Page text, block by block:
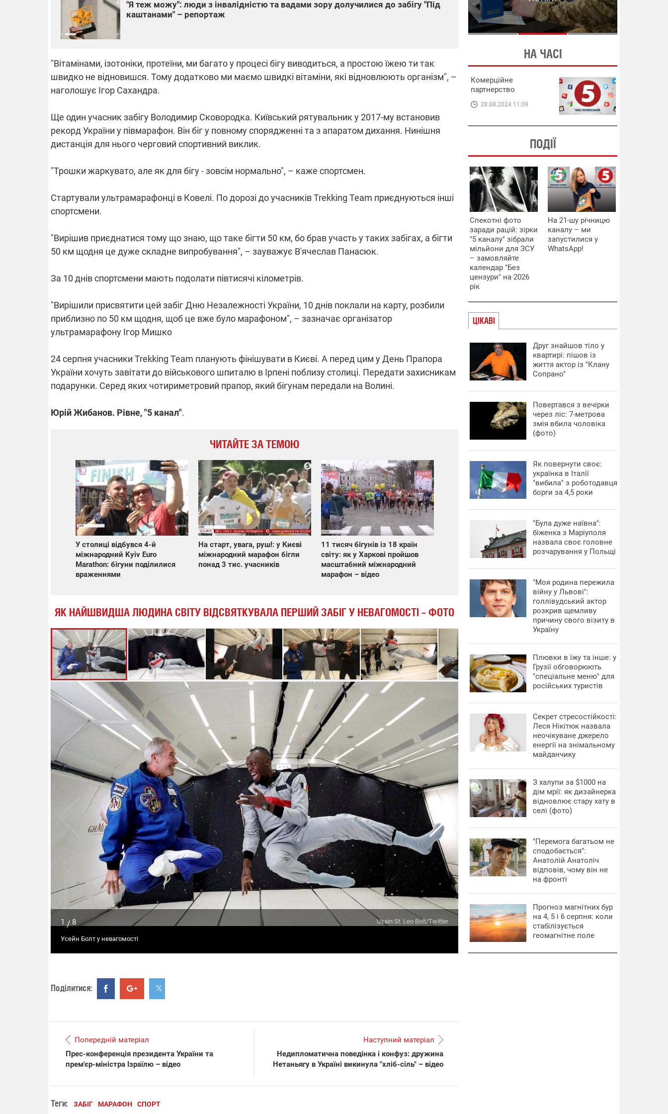
"Я теж можу": люди з інвалідністю та вадами зору долучилися до забігу "Під
каштанами" – репортаж
"Вітамінами, ізотоніки, протеїни, ми багато у процесі бігу виводиться, а простою їжею ти так
швидко не відновишся. Тому додатково ми маємо швидкі вітаміни, які відновлюють організм", –
наголошує Ігор Сахандра.
Ще один учасник забігу Володимир Сковородка. Київський рятувальник у 2017-му встановив
рекорд України у півмарафон. Він біг у повному спорядженні та з апаратом дихання. Нинішня
дистанція для нього черговий спортивний виклик.
"Трошки жаркувато, але як для бігу - зовсім нормально", – каже спортсмен.
Стартували ультрамарафонці в Ковелі. По дорозі до учасників Trekking Team приєднуються інші
спортсмени.
"Вирішив приєднатися тому що знаю, що таке бігти 50 км, бо брав участь у таких забігах, а бігти
50 км щодня це дуже складне випробування", – зауважує В'ячеслав Панасюк.
За 10 днів спортсмени мають подолати півтисячі кілометрів.
"Вирішили присвятити цей забіг Дню Незалежності України, 10 днів поклали на карту, розбили
приблизно по 50 км щодня, щоб це вже було марафоном", – зазначає організатор
ультрамарафону Ігор Мишко
24 серпня учасники Trekking Team планують фінішувати в Києві. А перед цим у День Прапора
України хочуть завітати до військового шпиталю в Ірпені поблизу столиці. Передати захисникам
подарунки. Серед яких чотириметровий прапор, який бігунам передали на Волині.
Юрій Жибанов. Рівне, "5 канал".
ЧИТАЙТЕ ЗА ТЕМОЮ
У столиці відбувся 4-й
міжнародний Kyiv Euro
Marathon: бігуни поділилися
враженнями
На старт, увага, руш!: у Києві
міжнародний марафон бігли
понад 3 тис. учасників
11 тисяч бігунів із 18 країн
світу: як у Харкові пройшов
масштабний міжнародний
марафон – відео
ЯК НАЙШВИДША ЛЮДИНА СВІТУ ВІДСВЯТКУВАЛА ПЕРШИЙ ЗАБІГ У НЕВАГОМОСТІ – ФОТО
1/8 Usain St. Leo Bolt/Twitter
Усейн Болт у невагомості
Поділитися:
Попередній матеріал
Прес-конференція президента України та
прем'єр-міністра Ізраїлю – відео
Наступний матеріал
Недипломатична поведінка і конфуз: дружина
Нетаньягу в Україні викинула "хліб-сіль" – відео
Теги: ЗАБІГ МАРАФОН СПОРТ
СХЕМИ В ЕНЕРГЕТИЦІ
ЕНЕРГЕТИЦІ
НА ЧАСІ
Комерційне
партнерство
28.08.2024 11:09
ПОДІЇ
Спекотні фото
заради рацій: зірки
"5 каналу" зібрали
мільйони для ЗСУ
– замовляйте
календар "Без
цензури" на 2026
рік
На 21-шу річницю
каналу – ми
запустилися у
WhatsApp!
ЦІКАВІ
Друг знайшов тіло у
квартирі: пішов із
життя актор із "Клану
Сопрано"
Повертався з вечірки
через ліс: 7-метрова
змія вбила чоловіка
(фото)
​Як повернути своє:
українка в Італії
"вибила" з роботодавця
борги за 4,5 роки
"Була дуже наївна":
біженка з Маріуполя
назвала своє головне
розчарування у Польщі
"Моя родина пережила
війну у Львові":
голлівудський актор
розкрив щемливу
причину свого візиту в
Україну
Плювки в їжу та інше: у
Грузії обговорюють
"спеціальне меню" для
російських туристів
Секрет стресостійкості:
Леся Нікітюк назвала
неочікуване джерело
енергії на знімальному
майданчику
З халупи за $1000 на
дім мрії: як дизайнерка
відновлює стару хату в
селі (фото)
"Перемога багатьом не
сподобається":
Анатолій Анатоліч
відповів, чому він не
на фронті
Прогноз магнітних бур
на 4, 5 і 6 серпня: коли
стабілізується
геомагнітне поле